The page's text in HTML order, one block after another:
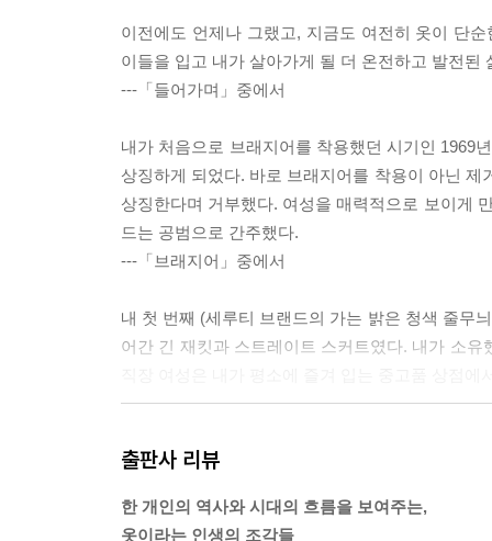
이전에도 언제나 그랬고, 지금도 여전히 옷이 단
이들을 입고 내가 살아가게 될 더 온전하고 발전
---「들어가며」중에서
내가 처음으로 브래지어를 착용했던 시기인 1969
상징하게 되었다. 바로 브래지어를 착용이 아닌
상징한다며 거부했다. 여성을 매력적으로 보이게
드는 공범으로 간주했다.
---「브래지어」중에서
내 첫 번째 (세루티 브랜드의 가는 밝은 청색 줄무
어간 긴 재킷과 스트레이트 스커트였다. 내가 소
스힐도 구매했다. 이 옷을 입으면 비즈니스 정장
위해 사주었기 때문이다.
출판사 리뷰
한 개인의 역사와 시대의 흐름을 보여주는,
옷이라는 인생의 조각들